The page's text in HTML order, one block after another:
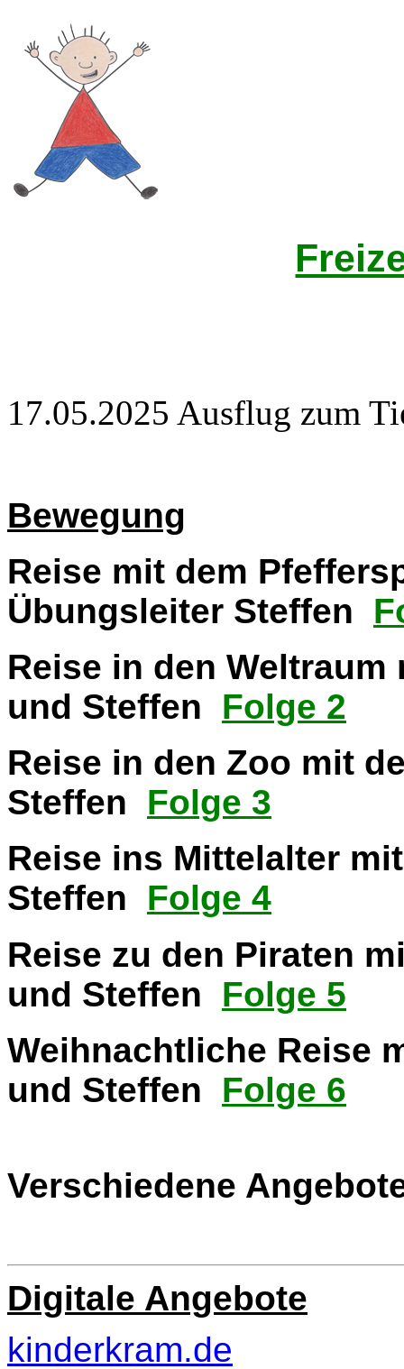
17.05.2025 Ausflug zum
Bewegung
Reise mit dem
Übungsleiter Steffen
Reise in den
und Steffen Folge 2
Reise in den Zoo mit
Steffen
Folge 3
Reise ins Mittelalter
Steffen Folge 4
Reise zu den Piraten
und Steffen Folge 5
Weihnachtliche Reise
und Steffen Folge 6
Verschiedene
Digitale Angebote
kinderkram.de